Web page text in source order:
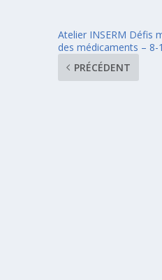
Atelier INSERM Défis
des médicaments –
PRÉCÉDENT